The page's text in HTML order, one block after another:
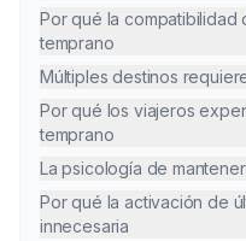
Por qué la
temprano
Múltiples destinos
Por qué los viajeros
temprano
La psicología de
Por qué la activación de
innecesaria